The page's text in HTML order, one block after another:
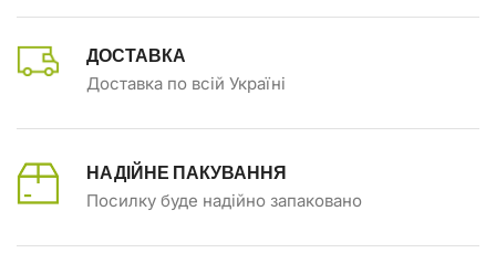
ДОСТАВКА
Доставка по всій Україні
НАДІЙНЕ ПАКУВАННЯ
Посилку буде надійно запаковано